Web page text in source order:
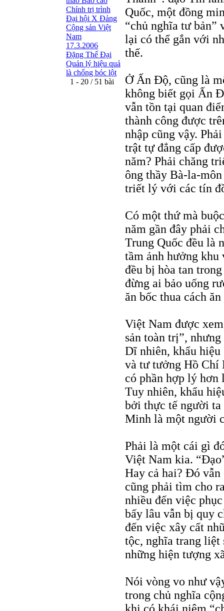
Chính trị trình
Đại hội X Đảng
Cộng sản Việt
Nam
17.3.2006
Đặng Thế Đại
Quản lý hiệu quả
là chống bóc lột
1 - 20 / 51 bài
Quốc, một đồng
“chủ nghĩa tư bản”
lại có thể gắn với
thế.
Ở Ấn Độ, cũng là
không biết gọi Ấn
vẫn tồn tại quan
thành công được
nhập cũng vậy.
trật tự đẳng cấp
năm? Phải chăng
ông thầy Bà-la-
triết lý với các tín
Có một thứ mà
năm gần đây phải
Trung Quốc đều là
tầm ảnh hưởng khu
đều bị hòa tan
đừng ai bảo uống
ăn bốc thua cách
Việt Nam được
sản toàn trị”,
Dĩ nhiên, khẩu
và tư tưởng Hồ Chí
có phần hợp lý
Tuy nhiên, khẩu
bởi thực tế người ta
Minh là một người
Phải là một cái gì
Việt Nam kia.
Hay cả hai? Đó vẫn
cũng phải tìm cho
nhiều đến việc
bấy lâu vẫn bị quy
đến việc xây cất
tộc, nghĩa trang liệt
những hiện tượng
Nói vòng vo như
trong chủ nghĩa